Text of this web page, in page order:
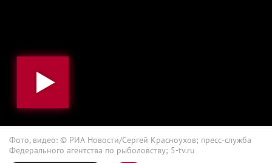
Фото, видео: © РИА Новости/Сергей Красноухов; пресс-служба
Федерального агентства по рыболовству; 5-tv.ru